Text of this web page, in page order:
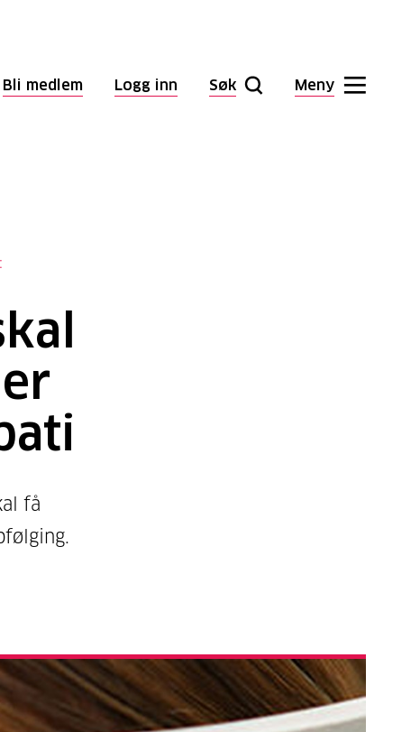
Bli medlem Logg inn Søk Meny
få